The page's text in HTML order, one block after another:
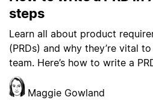
steps
Learn all about product
(PRDs) and why they’re vital
team. Here’s how to write a
Maggie Gowland